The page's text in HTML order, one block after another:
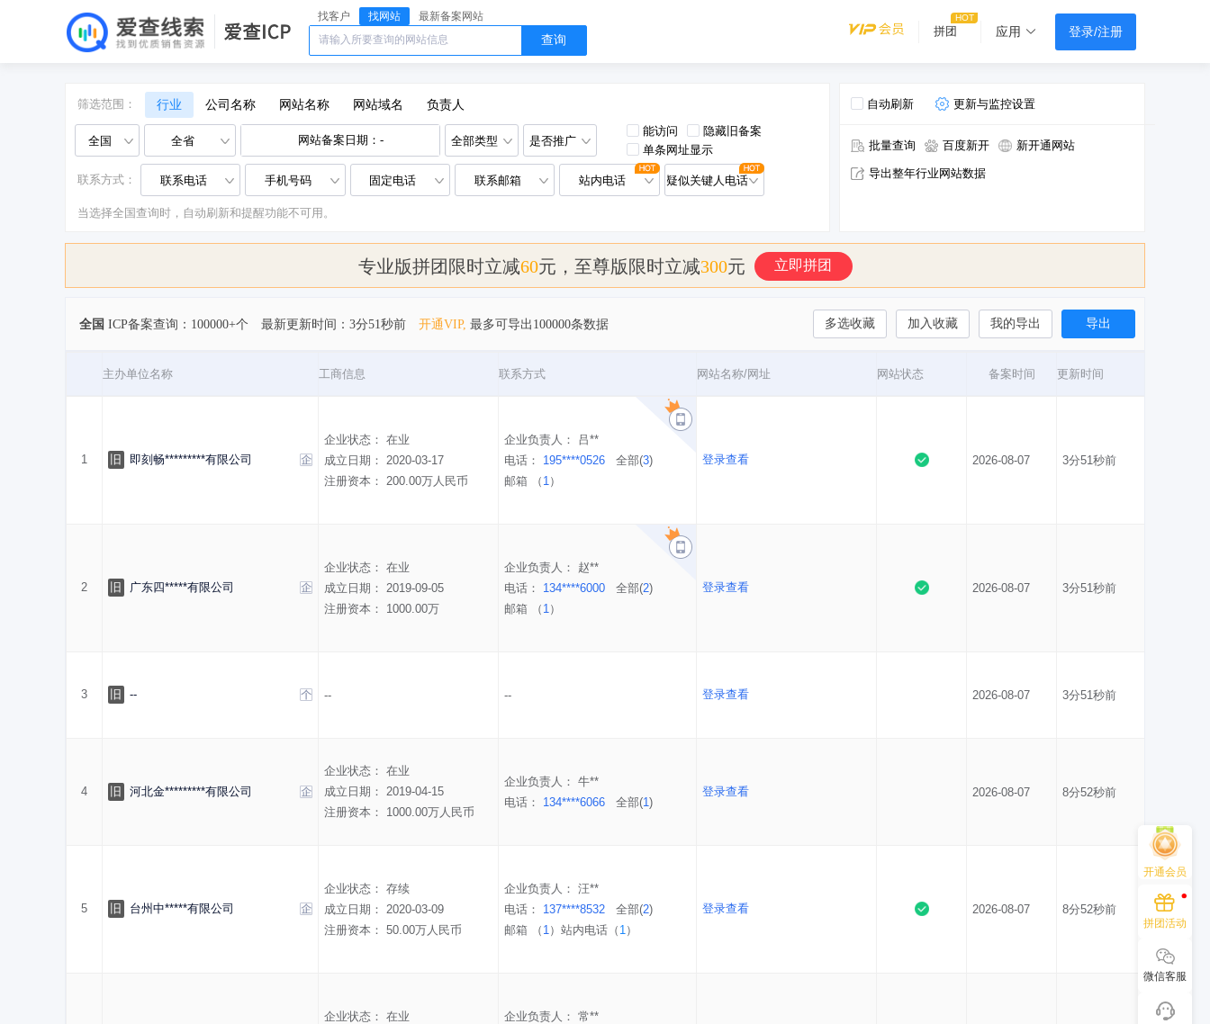
找客户 找网站 最新备案网站
查询
拼团 应用 登录/注册
筛选范围： 行业 公司名称 网站名称 网站域名 负责人
全国 全省 全部类型 是否推广
能访问
隐藏旧备案
单条网址显示
联系方式： 联系电话 手机号码 固定电话 联系邮箱 站内电话 疑似关键人电话
当选择全国查询时，自动刷新和提醒功能不可用。
自动刷新 更新与监控设置
批量查询 百度新开 新开通网站
导出整年行业网站数据
专业版拼团限时立减60元，至尊版限时立减300元 立即拼团
全国 ICP备案查询：100000+个 最新更新时间：3分51秒前 开通VIP, 最多可导出100000条数据 多选收藏 加入收藏 我的导出 导出
主办单位名称 工商信息 联系方式 网站名称/网址 网站状态 备案时间 更新时间
1 旧 即刻畅*********有限公司
企业状态： 在业
成立日期： 2020-03-17
注册资本： 200.00万人民币
企业负责人： 吕**
电话： 195****0526 全部(3)
邮箱 （ 1）
登录查看 2026-08-07 3分51秒前
2 旧 广东四*****有限公司
企业状态： 在业
成立日期： 2019-09-05
注册资本： 1000.00万
企业负责人： 赵**
电话： 134****6000 全部(2)
邮箱 （ 1）
登录查看 2026-08-07 3分51秒前
3 旧 -- -- -- 登录查看 2026-08-07 3分51秒前
4 旧 河北金*********有限公司
企业状态： 在业
成立日期： 2019-04-15
注册资本： 1000.00万人民币
企业负责人： 牛**
电话： 134****6066 全部(1)
登录查看 2026-08-07 8分52秒前
5 旧 台州中*****有限公司
企业状态： 存续
成立日期： 2020-03-09
注册资本： 50.00万人民币
企业负责人： 汪**
电话： 137****8532 全部(2)
邮箱 （ 1） 站内电话（ 1）
登录查看 2026-08-07 8分52秒前
企业状态： 在业
企业负责人： 常**
开通会员
拼团活动
微信客服